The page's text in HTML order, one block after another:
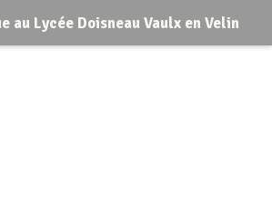
au Lycée Doisneau Vaulx en Velin